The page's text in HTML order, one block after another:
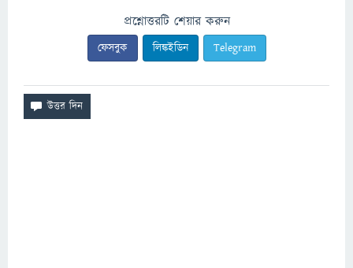
প্রশ্নোত্তরটি শেয়ার করুন
ফেসবুক লিঙ্কইডিন Telegram